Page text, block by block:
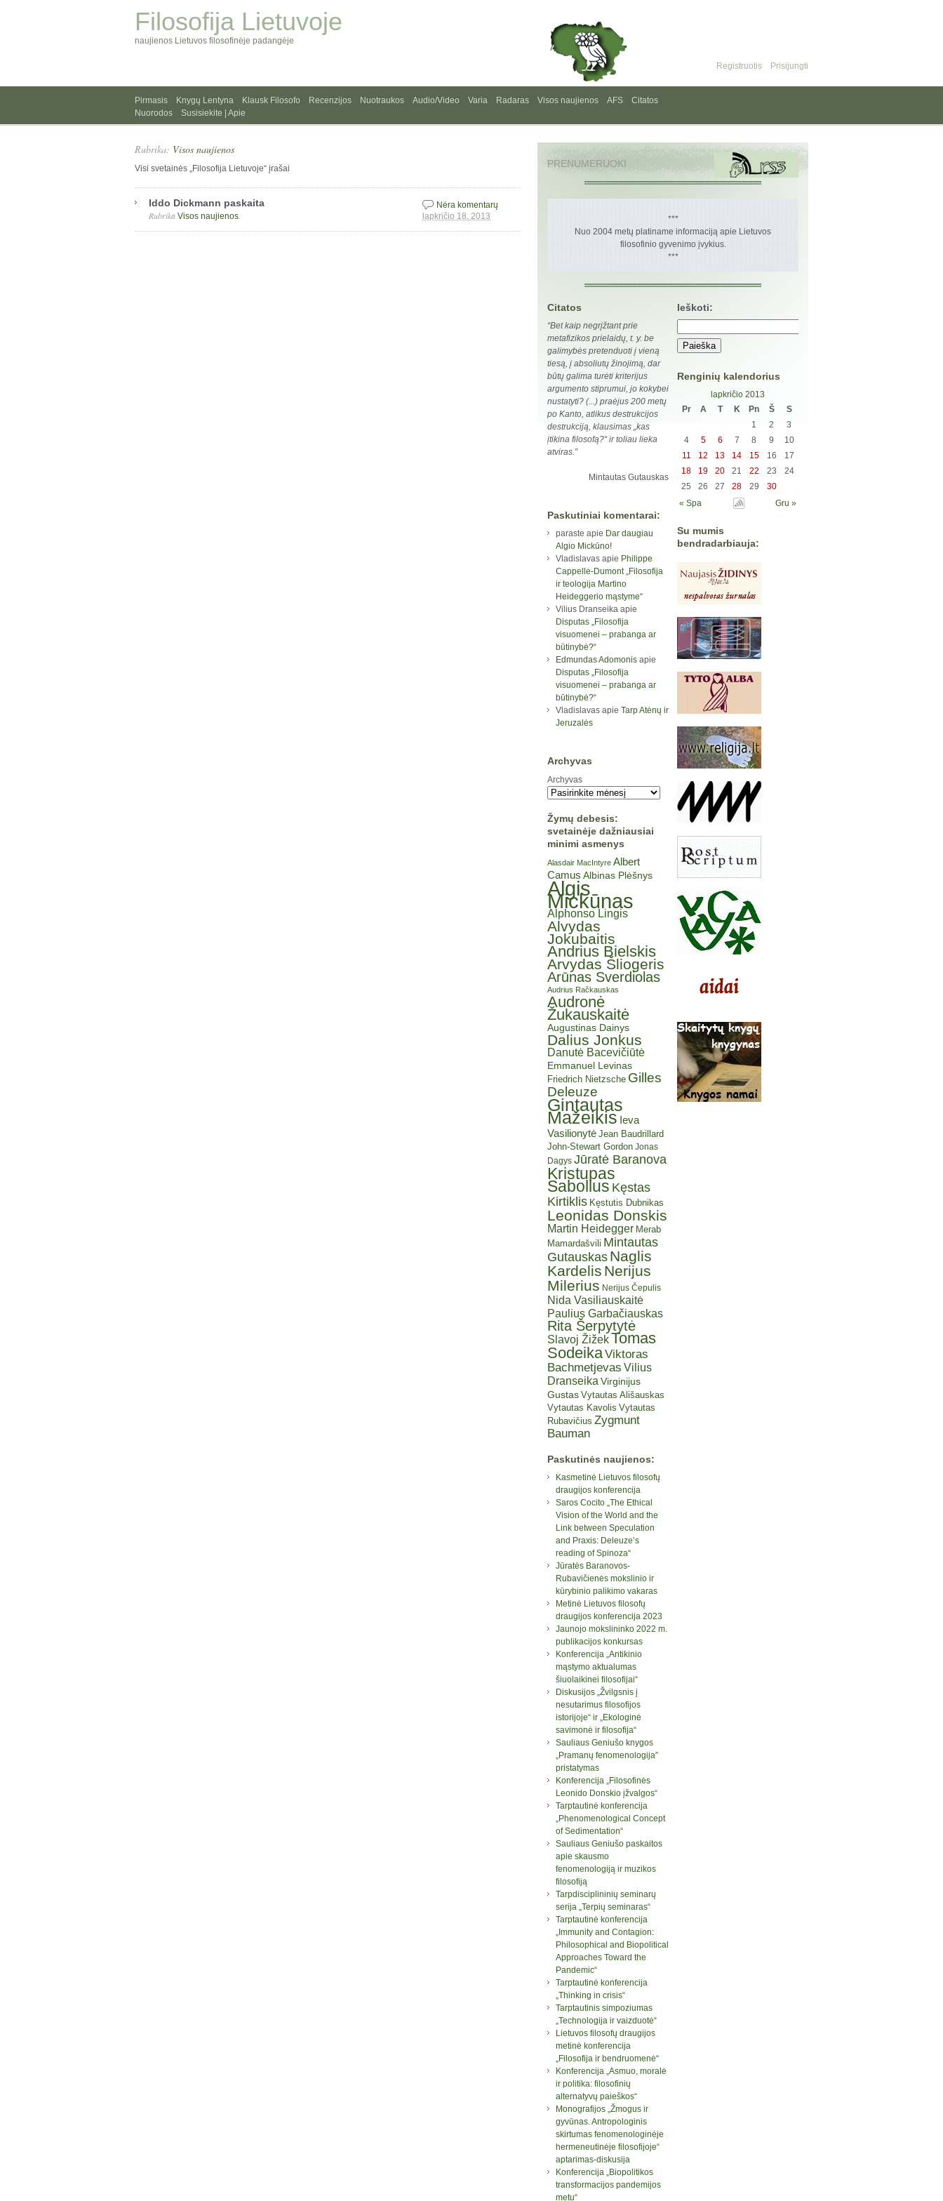
Filosofija Lietuvoje
naujienos Lietuvos filosofinėje padangėje
Prisijungti
Registruotis
Pirmasis Knygų Lentyna Klausk Filosofo Recenzijos Nuotraukos Audio/Video Varia Radaras Visos naujienos AFS
Citatos
Nuorodos
Susisiekite | Apie
Rubrika: Visos naujienos
Visi svetainės „Filosofija Lietuvoje“ įrašai
Iddo Dickmann paskaita
lapkričio 18, 2013
Rubrika Visos naujienos
Nėra komentarų
PRENUMERUOKI
***
Nuo 2004 metų platiname informaciją apie Lietuvos
filosofinio gyvenimo įvykius.
***
Citatos
“Bet kaip negrįžtant prie
metafizikos prielaidų, t. y. be
galimybės pretenduoti į vieną
tiesą, į absoliutų žinojimą, dar
būtų galima turėti kriterijus
argumento stiprumui, jo kokybei
nustatyti? (...) praėjus 200 metų
po Kanto, atlikus destrukcijos
destrukciją, klausimas „kas
įtikina filosofą?“ ir toliau lieka
atviras.”
Mintautas Gutauskas
Paskutiniai komentarai:
paraste apie Dar daugiau
Algio Mickūno!
Vladislavas apie Philippe
Cappelle-Dumont „Filosofija
ir teologija Martino
Heideggerio mąstyme“
Vilius Dranseika apie
Disputas „Filosofija
visuomenei – prabanga ar
būtinybė?“
Edmundas Adomonis apie
Disputas „Filosofija
visuomenei – prabanga ar
būtinybė?“
Vladislavas apie Tarp Atėnų ir
Jeruzalės
Archyvas
Archyvas
Žymų debesis:
svetainėje dažniausiai
minimi asmenys
Alasdair MacIntyre Albert
Camus Albinas Plėšnys
Algis
Mickūnas
Alphonso Lingis
Alvydas
Jokubaitis
Andrius Bielskis
Arvydas Šliogeris
Arūnas Sverdiolas
Audrius Račkauskas
Audronė
Žukauskaitė
Augustinas Dainys
Dalius Jonkus
Danutė Bacevičiūtė
Emmanuel Levinas
Friedrich Nietzsche Gilles
Deleuze
Gintautas
Mažeikis Ieva
Vasilionytė Jean Baudrillard
John-Stewart Gordon Jonas
Dagys Jūratė Baranova
Kristupas
Sabolius Kęstas
Kirtiklis Kęstutis Dubnikas
Leonidas Donskis
Martin Heidegger Merab
Mamardašvili Mintautas
Gutauskas Naglis
Kardelis Nerijus
Milerius Nerijus Čepulis
Nida Vasiliauskaitė
Paulius Garbačiauskas
Rita Šerpytytė
Slavoj ŽižekTomas
SodeikaViktoras
Bachmetjevas Vilius
Dranseika Virginijus
Gustas Vytautas Ališauskas
Vytautas Kavolis Vytautas
Rubavičius Zygmunt
Bauman
Paskutinės naujienos:
Kasmetinė Lietuvos filosofų
draugijos konferencija
Saros Cocito „The Ethical
Vision of the World and the
Link between Speculation
and Praxis: Deleuze’s
reading of Spinoza“
Jūratės Baranovos-
Rubavičienės mokslinio ir
kūrybinio palikimo vakaras
Metinė Lietuvos filosofų
draugijos konferencija 2023
Jaunojo mokslininko 2022 m.
publikacijos konkursas
Konferencija „Antikinio
mąstymo aktualumas
šiuolaikinei filosofijai“
Diskusijos „Žvilgsnis į
nesutarimus filosofijos
istorijoje“ ir „Ekologinė
savimonė ir filosofija“
Sauliaus Geniušo knygos
„Pramanų fenomenologija”
pristatymas
Konferencija „Filosofinės
Leonido Donskio įžvalgos“
Tarptautinė konferencija
„Phenomenological Concept
of Sedimentation“
Sauliaus Geniušo paskaitos
apie skausmo
fenomenologiją ir muzikos
filosofiją
Tarpdisciplininių seminarų
serija „Terpių seminaras“
Tarptautinė konferencija
„Immunity and Contagion:
Philosophical and Biopolitical
Approaches Toward the
Pandemic“
Tarptautinė konferencija
„Thinking in crisis“
Tarptautinis simpoziumas
„Technologija ir vaizduotė“
Lietuvos filosofų draugijos
metinė konferencija
„Filosofija ir bendruomenė“
Konferencija „Asmuo, moralė
ir politika: filosofinių
alternatyvų paieškos“
Monografijos „Žmogus ir
gyvūnas. Antropologinis
skirtumas fenomenologinėje
hermeneutinėje filosofijoje“
aptarimas-diskusija
Konferencija „Biopolitikos
transformacijos pandemijos
metu“
Ieškoti:
Renginių kalendorius
lapkričio 2013
Pr
A T K Pn Š
S
1
2
3
4
5 6 7 8 9
10
11
12 13 14 15 16
17
18
19 20 21 22 23
24
25
26 27 28 29
30
« Spa
Gru »
Su mumis
bendradarbiauja: